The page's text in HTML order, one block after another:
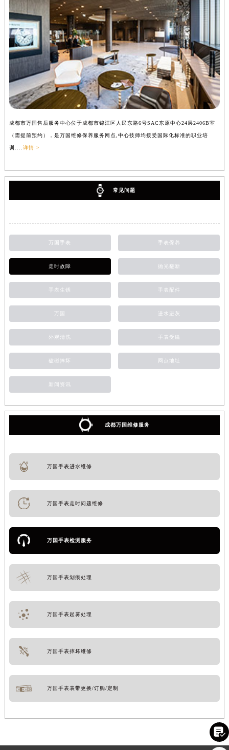
成都市万国售后服务中心位于成都市锦江区人民东路6号SAC东原中心24层2406B室
（需提前预约），是万国维修保养服务网点,中心技师均接受国际化标准的职业培
训.... 详情 >
常见问题
万国手表 手表保养
走时故障 抛光翻新
手表生锈 手表配件
万国 进水进灰
外观清洗 手表受磁
磕碰摔坏 网点地址
新闻资讯
成都万国维修服务
万国手表进水维修
万国手表走时问题维修
万国手表检测服务
万国手表划痕处理
万国手表起雾处理
万国手表摔坏维修
万国手表表带更换/订购/定制
